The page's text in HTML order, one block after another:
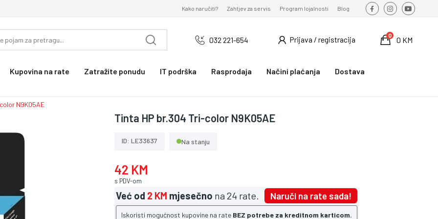
Kako naručiti? Zahtjev za servis Program lojalnosti Blog
032 221-654 Prijava / registracija 0 KM
0
Kupovina na rate Zatražite ponudu IT podrška Rasprodaja Načini plaćanja Dostava
N9K05AE
Tinta HP br.304 Tri-color N9K05AE
ID: LE33637 Na stanju
42 KM
s PDV-om
Već od 2 KM mjesečno na 24 rate. Naruči na rate sada!
Iskoristi mogućnost kupovine na rate BEZ potrebe za kreditnom karticom.